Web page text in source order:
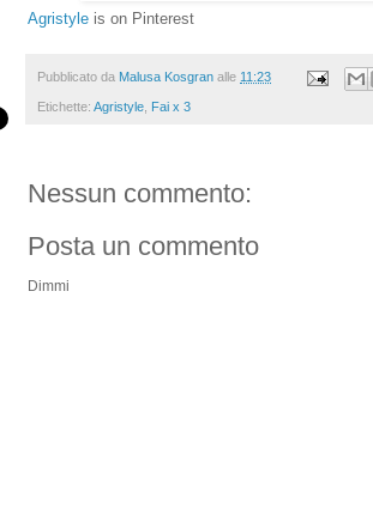
Agristyle is on Pinterest
Pubblicato da Malusa Kosgran alle 11:23
Etichette: Agristyle Fai x 3
Nessun commento:
Posta un commento
Dimmi